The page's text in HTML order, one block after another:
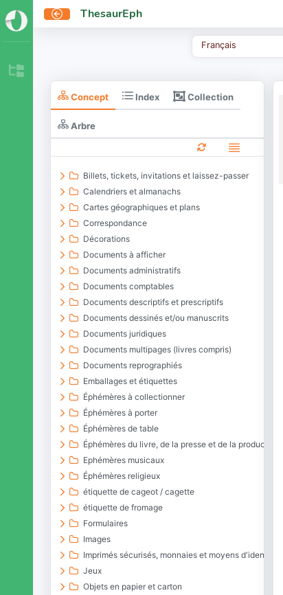
ThesaurEph
Français
Concept Index Collection
Arbre
Billets, tickets, invitations et laissez-passer
Calendriers et almanachs
Cartes géographiques et plans
Correspondance
Décorations
Documents à afficher
Documents administratifs
Documents comptables
Documents descriptifs et prescriptifs
Documents dessinés et/ou manuscrits
Documents juridiques
Documents multipages (livres compris)
Documents reprographiés
Emballages et étiquettes
Éphémères à collectionner
Éphémères à porter
Éphémères de table
Éphémères du livre, de la presse et de la production
Ephémères musicaux
Éphémères religieux
étiquette de cageot / cagette
étiquette de fromage
Formulaires
Images
Imprimés sécurisés, monnaies et moyens
Jeux
Objets en papier et carton